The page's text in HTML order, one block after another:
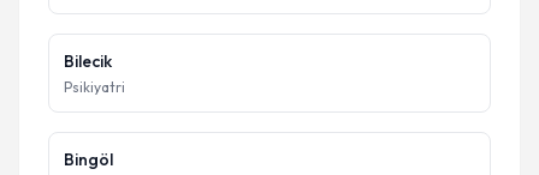
Bilecik
Psikiyatri
Bingöl